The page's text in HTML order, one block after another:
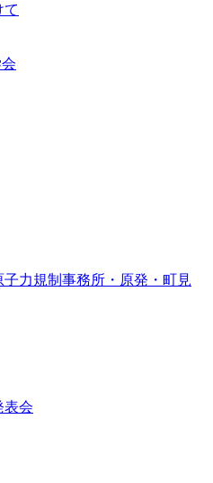
て
力規制事務所・原発・町見
会